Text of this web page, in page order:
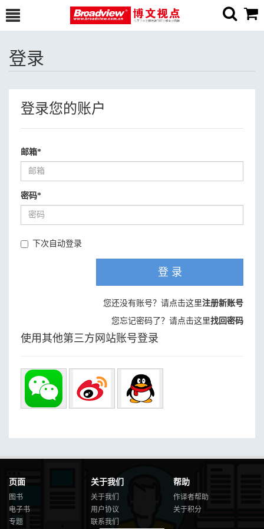
登录
登录您的账户
邮箱*
密码*
下次自动登录
登 录
您还没有账号？请点击这里注册新账号
您忘记密码了？请点击这里找回密码
使用其他第三方网站账号登录
页面
图书
电子书
专题
关于我们
关于我们
用户协议
联系我们
帮助
作译者帮助
关于积分